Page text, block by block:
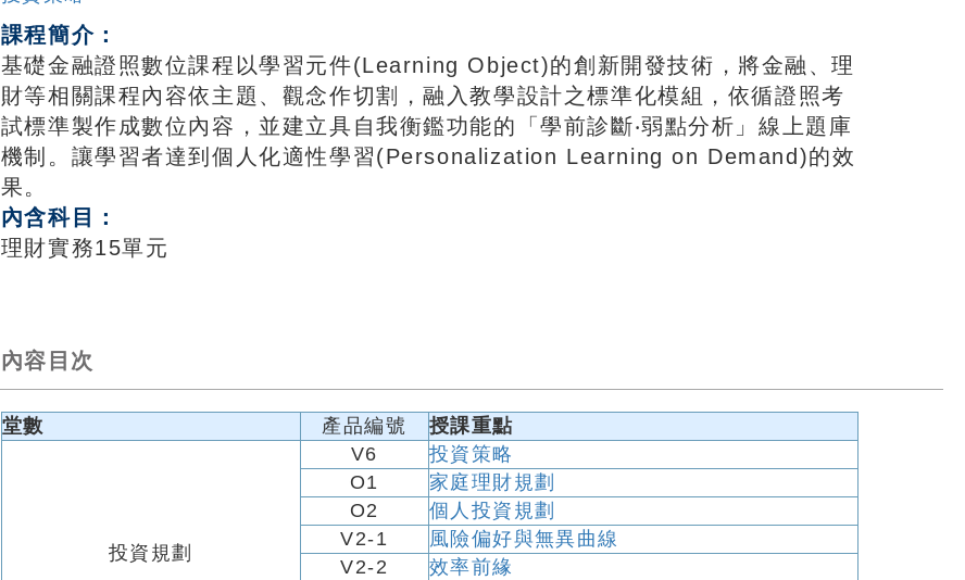
課程簡介：
基礎金融證照數位課程以學習元件(Learning Object)的創新開發技術，將金融、理
財等相關課程內容依主題、觀念作切割，融入教學設計之標準化模組，依循證照考
試標準製作成數位內容，並建立具自我衡鑑功能的「學前診斷‧弱點分析」線上題庫
機制。讓學習者達到個人化適性學習(Personalization Learning on Demand)的效
果。
內含科目：
理財實務15單元
內容目次
堂數 產品編號 授課重點
投資規劃
V6
投資策略
O1
家庭理財規劃
O2
個人投資規劃
V2-1
風險偏好與無異曲線
V2-2
效率前緣